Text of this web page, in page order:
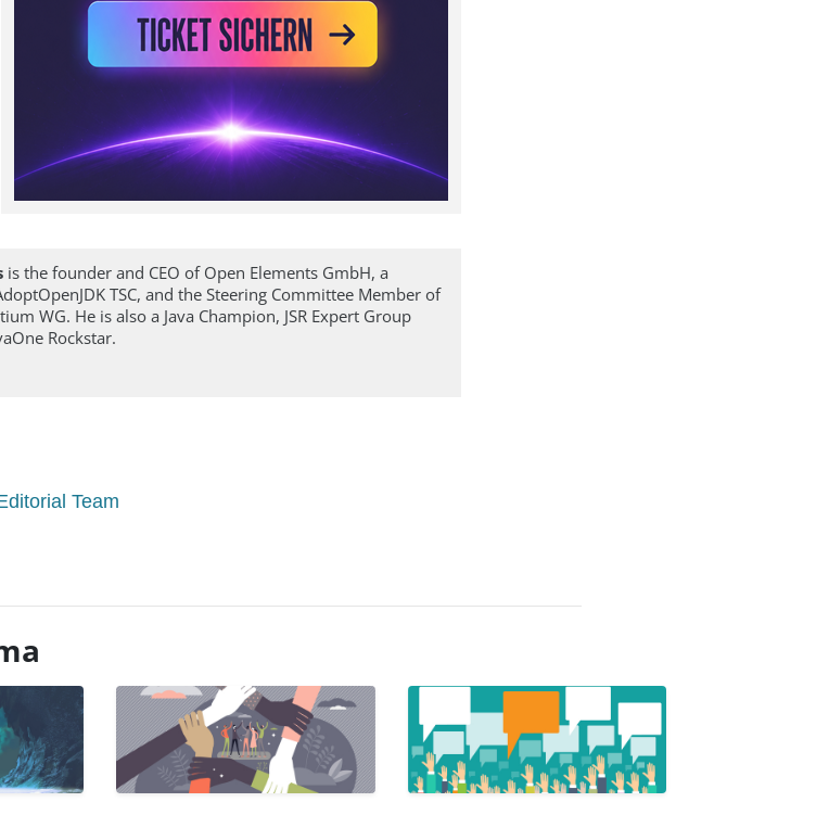
is the founder and CEO of Open Elements GmbH, a
TSC, and the Steering Committee Member of
WG. He is also a Java Champion, JSR Expert Group
Rockstar.
Team